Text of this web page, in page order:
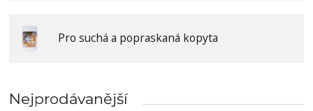
Pro suchá a popraskaná kopyta
Nejprodávanější